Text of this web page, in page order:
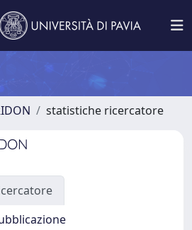
statistiche ricercatore